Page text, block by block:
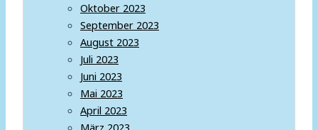
Oktober 2023
September 2023
August 2023
Juli 2023
Juni 2023
Mai 2023
April 2023